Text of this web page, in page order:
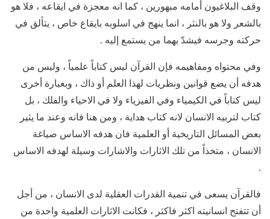
وقف البلاغيون أمامه مبهورين ، كما انه معجزة في ايقاعه ، فلا هو
بالشعر ولا هو بالنثر ، انما ينهج في اسلوبه بايقاع خاص ، يتألق في
حركته وجرسه فيشدّ بهما من يستمع إليه .
وفي محتواه ومفاهيمه فإن القرآن ليس كتاباً علمياً ، وليس من
هدفه أن يضع قوانين ونظريات لهذا العلم أو ذاك ، وبعبارة أخرى
ليس كتاباً في الكيمياء وفي الفيزياء ولا في الاحياء والفلك ، بل
كتاب لتربيه الانسان لانه كتاب هداية ، ومن هنا فانه وعند ما يثير
بعض المسائل التاريخية أو العلمية فان هدفه الاساس صياغة
الانسان ، متخذاً من تلك الاثارات والاشارات وسيلة لهدفه الاساس
.
فالقرآن يسعى في تنمية القدرات العقلية لدى الانسان ، من أجل
أن تتفتح انسانيته اكثر فاكثر ، فكانت الاثارات العلمية واحدة من